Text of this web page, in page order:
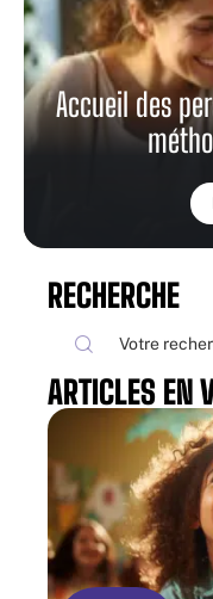
Accueil des
RECHERCHE
ARTICLES EN